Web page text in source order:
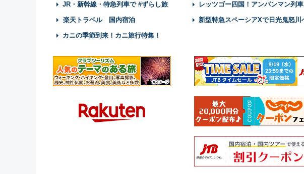
JR・新幹線・特急列車で #ずらし旅 レッツゴー四国！アンパンマン列車
楽天トラベル 国内宿泊 新型特急スペーシアXで日光鬼怒川
カニの季節到来！カニ旅行特集！